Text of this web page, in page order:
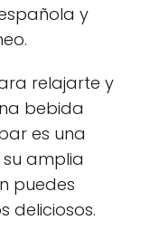
y
relajarte y
bebida
es una
amplia
puedes
deliciosos.